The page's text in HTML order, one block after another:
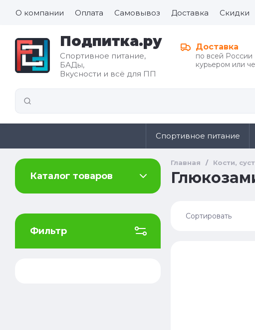
О компании Оплата Самовывоз Доставка Скидки
Подпитка.ру
Спортивное питание,
БАДы,
Вкусности и всё для ПП
Доставка
по всей России
курьером или
Спортивное питание
Каталог товаров
Фильтр
Главная / Кости,
Сортировать
Все для
здорового
питания